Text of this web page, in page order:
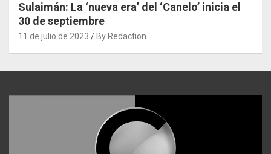
Sulaimán: La ‘nueva era’ del ‘Canelo’ inicia el
30 de septiembre
11 de julio de 2023 By Redaction